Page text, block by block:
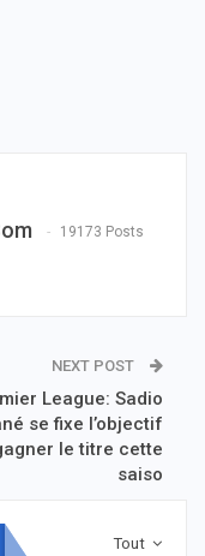
19173 Posts
NEXT POST
League: Sadio
se fixe l’objectif
le titre cette
saiso
Tout